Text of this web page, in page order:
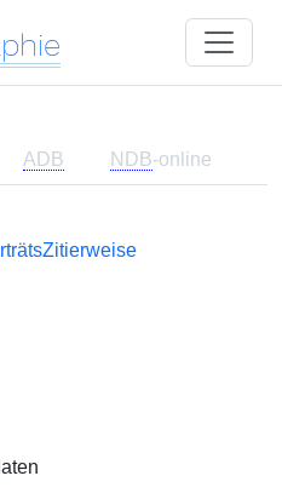
ADB NDB-online
Zitierweise